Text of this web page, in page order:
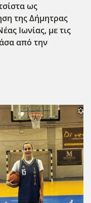
ως
της Δήμητρας
Ιωνίας, με τις
από την